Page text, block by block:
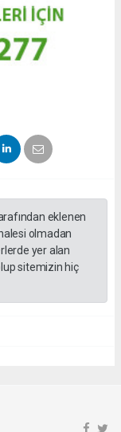
eklenen
olmadan
yer alan
sitemizin hiç